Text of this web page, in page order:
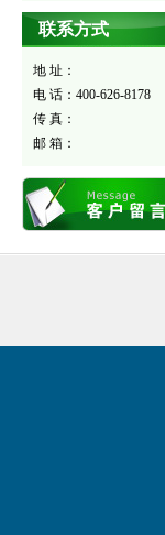
联系方式
地 址：
电 话：400-626-8178
传 真：
邮 箱：